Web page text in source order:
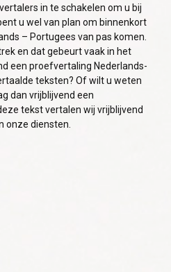
in te schakelen om u bij
u wel van plan om binnenkort
– Portugees van pas komen.
en dat gebeurt vaak in het
een proefvertaling Nederlands-
teksten? Of wilt u weten
dan vrijblijvend een
tekst vertalen wij vrijblijvend
onze diensten.